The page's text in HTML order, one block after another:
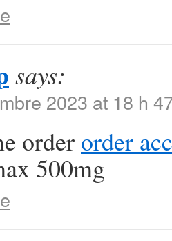
says:
2023 at 18 h
order order
500mg